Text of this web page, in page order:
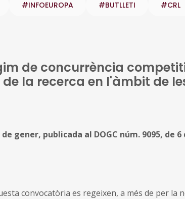
#INFOEUROPA #BUTLLETI #CRL
de concurrència
la recerca en l'àmbit de
gener, publicada al DOGC núm. 9095, de
convocatòria es regeixen, a més de per la